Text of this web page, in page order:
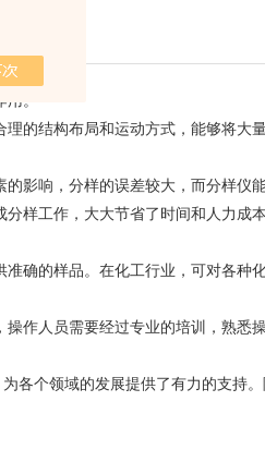
。
结构布局和运动方式，能够将大
影响，分样的误差较大，而分样仪
样工作，大大节省了时间和人力成
的样品。在化工行业，可对各种
人员需要经过专业的培训，熟悉
个领域的发展提供了有力的支持